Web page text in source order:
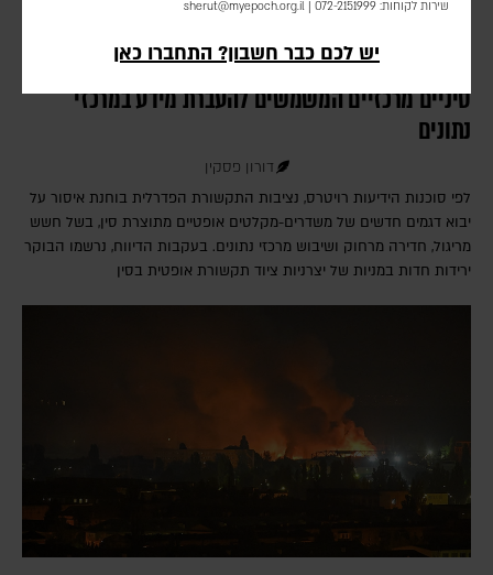
שירות לקוחות: 072-2151999 |
sherut@myepoch.org.il
יש לכם כבר חשבון? התחברו כאן
דיווח: ממשל טראמפ מכין איסור על יבוא של רכיבים
סיניים מרכזיים המשמשים להעברת מידע במרכזי
נתונים
דורון פסקין
לפי סוכנות הידיעות רויטרס, נציבות התקשורת הפדרלית בוחנת איסור על
יבוא דגמים חדשים של משדרים-מקלטים אופטיים מתוצרת סין, בשל חשש
מריגול, חדירה מרחוק ושיבוש מרכזי נתונים. בעקבות הדיווח, נרשמו הבוקר
ירידות חדות במניות של יצרניות ציוד תקשורת אופטית בסין